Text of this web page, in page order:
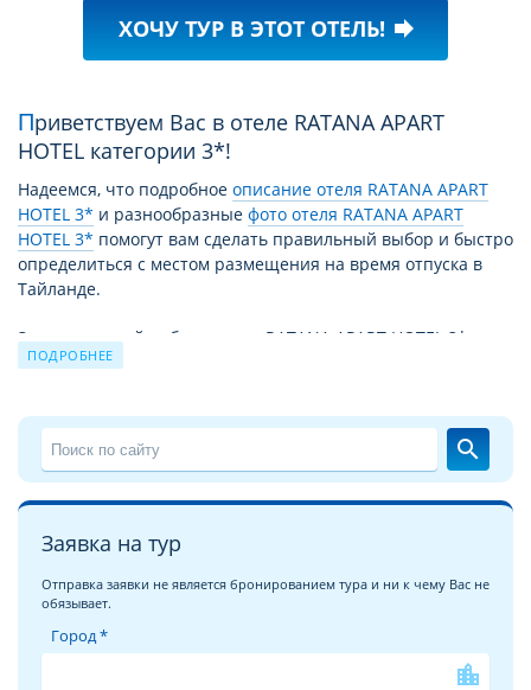
ХОЧУ ТУР В ЭТОТ ОТЕЛЬ! forward
Приветствуем Вас в отеле RATANA APART
HOTEL категории 3*!
Надеемся, что подробное описание отеля RATANA APART
HOTEL 3* и разнообразные фото отеля RATANA APART
HOTEL 3* помогут вам сделать правильный выбор и быстро
определиться с местом размещения на время отпуска в
Тайланде.
За время своей работы отель RATANA APART HOTEL 3*
принял уже немало отдыхающих. Причиной этому не
для отдыха, но и выгодное для туристов сочетание цены –
качества. Благодаря этому путевка в RATANA APART HOTEL
3* из года в год продолжает пользоваться спросом.
Чудесный отдых в отеле RATANA APART HOTEL 3* на
курортеКамала Бич
решение для экономных, поскольку соотношение цена/
качество и уровень сервиса в отеле RATANA APART HOTEL
3* полностью соответствуют уровню 3 звезды. Вообще,
обширная отельная база в Тайланде поражает
воображение и удовлетворит спрос любого клиента с
любыми доходами, ведь в Таиланде можно найти отели от
ПОДРОБНЕЕ
search
Заявка на тур
Отправка заявки не является бронированием тура и ни к чему Вас не
обязывает.
Город *
location_city